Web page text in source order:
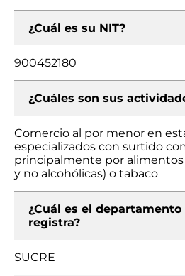
¿Cuál es su NIT?
900452180
¿Cuáles son sus
Comercio al por menor en
especializados con surtido
principalmente por alimentos
y no alcohólicas) o tabaco
¿Cuál es el departamento
registra?
SUCRE